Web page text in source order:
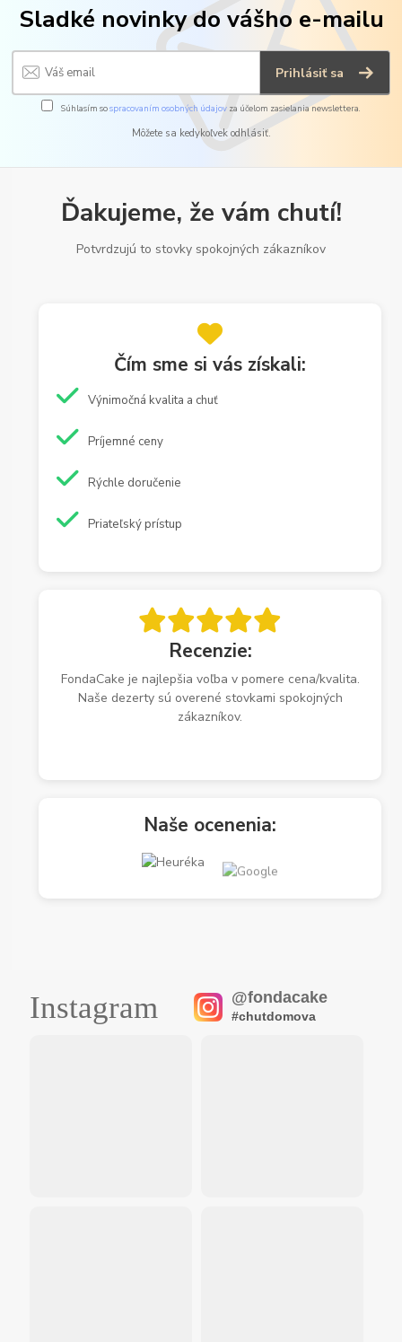
Sladké novinky do vášho e-mailu
Prihlásiť sa
Súhlasím sospracovaním osobných údajov za účelom zasielania newslettera.
Môžete sa kedykoľvek odhlásiť.
Ďakujeme, že vám chutí!
Potvrdzujú to stovky spokojných zákazníkov
Čím sme si vás získali:
Výnimočná kvalita a chuť
Príjemné ceny
Rýchle doručenie
Priateľský prístup
Recenzie:
FondaCake je najlepšia voľba v pomere cena/kvalita.
Naše dezerty sú overené stovkami spokojných
zákazníkov.
Naše ocenenia:
Instagram @fondacake
#chutdomova